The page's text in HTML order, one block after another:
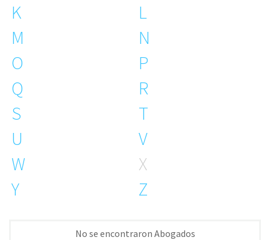
K
L
M
N
O
P
Q
R
S
T
U
V
W
X
Y
Z
No se encontraron Abogados